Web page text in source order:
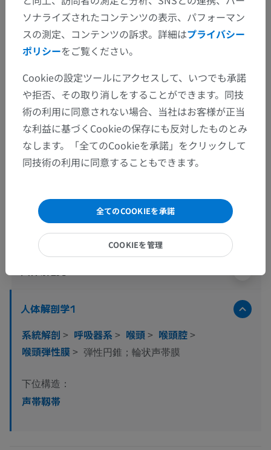
解剖学的階層
人体解剖学1
系統解剖 > 呼吸器系> 喉頭> 喉頭腔>
喉頭弾性膜> 弾性円錐；輪状声帯膜
下位構造：
声帯靱帯
ソナライズされたコンテンツの表示、パフォーマン
スの測定、コンテンツの訴求。詳細はプライバシー
ポリシーをご覧ください。
Cookieの設定ツールにアクセスして、いつでも承諾
や拒否、その取り消しをすることができます。同技
術の利用に同意されない場合、当社はお客様が正当
な利益に基づくCookieの保存にも反対したものとみ
なします。「全てのCookieを承諾」をクリックして
同技術の利用に同意することもできます。
全てのCOOKIEを承諾
COOKIEを管理